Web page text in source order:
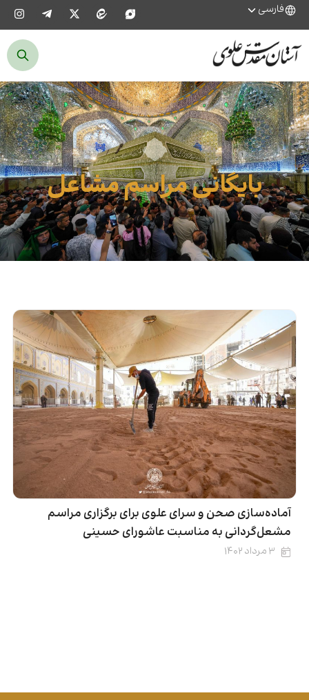
فارسی
بایگانی مراسم مشاعل
آماده‌سازی صحن و سرای علوی برای برگزاری مراسم
مشعل‌گردانی به مناسبت عاشورای حسینی
۳ مرداد ۱۴۰۲